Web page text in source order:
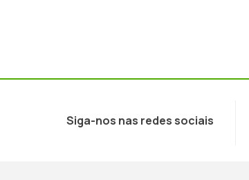
Siga-nos nas redes sociais